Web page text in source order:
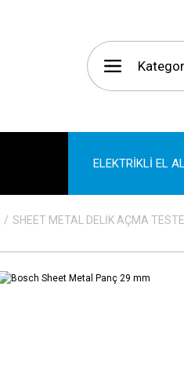
ELEKTRİKLİ EL
SHEET METAL DELİK AÇMA